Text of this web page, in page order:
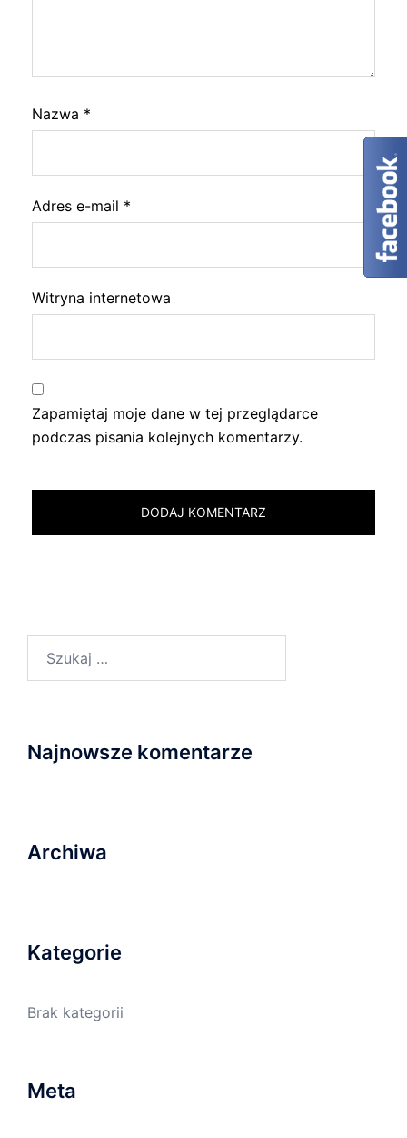
Nazwa *
Adres e-mail *
Witryna internetowa
Zapamiętaj moje dane w tej przeglądarce
podczas pisania kolejnych komentarzy.
Najnowsze komentarze
Archiwa
Kategorie
Brak kategorii
Meta